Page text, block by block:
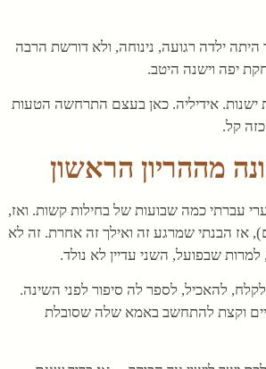
ילדה רגועה, נינוחה, ולא דורשת הרבה
יפה וישנה היטב.
משחקות, עוד קצת ישנות. אידיליה. כאן בעצם התרחשה הטעות
קל.
מההריון הראשון
עברתי כמה שבועות של בחילות קשות. ואז,
אז הבנתי שמרגע זה ואילך זה אחרת. זה לא
שבפועל, השני עדיין לא נולד.
להאכיל, לספר לה סיפור לפני השינה.
וקצת להתחשב באמא שלה שסובלת